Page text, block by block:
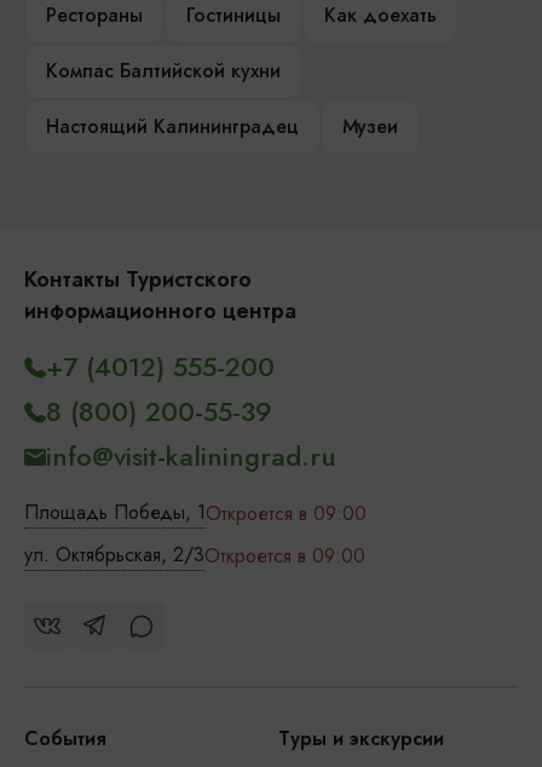
Рестораны
Гостиницы
Как доехать
Компас Балтийской кухни
Настоящий Калининградец
Музеи
Контакты Туристского
информационного центра
Площадь Победы, 1Откроется в 09:00
ул. Октябрьская, 2/3Откроется в 09:00
+7 (4012) 555-200
8 (800) 200-55-39
info@visit-kaliningrad.ru
События
Туры и экскурсии